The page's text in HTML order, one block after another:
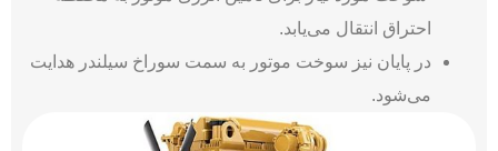
احتراق انتقال می‌یابد.
در پایان نیز سوخت موتور به سمت سوراخ سیلندر هدایت
می‌شود.